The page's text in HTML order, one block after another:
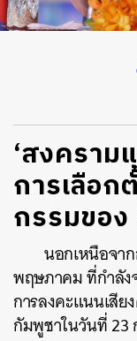
‘สงคราม
การเลือก
กรรมของ
นอกเหนือจา
พฤษภาคม ที่กำลัง
การลงคะแนนเสีย
กัมพูชาในวันที่ 23